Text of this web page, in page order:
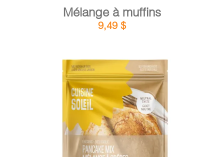
Mélange à muffins
9,49 $
AJOUTER AU PANIER